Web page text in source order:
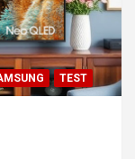
TEST